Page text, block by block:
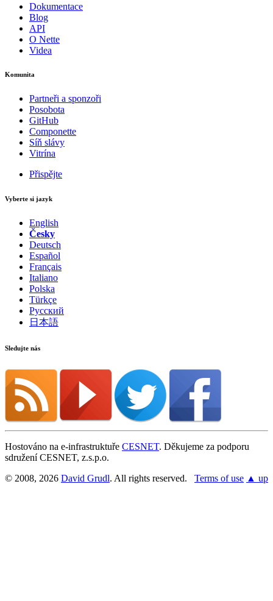
Dokumentace
Blog
API
O Nette
Videa
Komunita
Partneři a sponzoři
Posobota
GitHub
Componette
Síň slávy
Vitrína
Přispějte
Vyberte si jazyk
English
Česky
Deutsch
Español
Français
Italiano
Polska
Türkçe
Русский
日本語
Sledujte nás
Hostováno na e-infrastruktuře CESNET. Děkujeme za podporu
sdružení CESNET, z.s.p.o.
© 2008, 2026 David Grudl. All rights reserved. Terms of use ▲ up